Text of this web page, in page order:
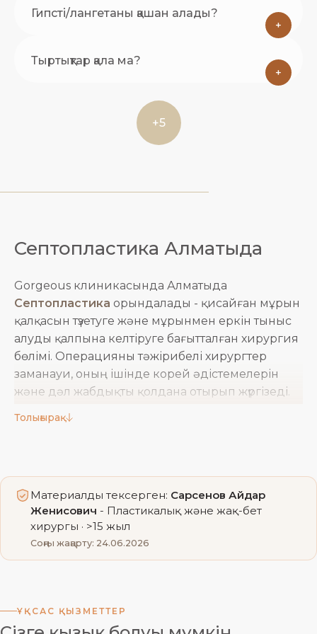
Гипсті/лангетаны қашан алады?
+
Тыртықтар қала ма?
+
+5
Септопластика Алматыда
Gorgeous клиникасында Алматыда
Септопластика орындалады - қисайған мұрын
қалқасын түзетуге және мұрынмен еркін тыныс
алуды қалпына келтіруге бағытталған хирургия
бөлімі. Операцияны тәжірибелі хирургтер
заманауи, оның ішінде корей әдістемелерін
және дәл жабдықты қолдана отырып жүргізеді.
науқастарға емделуді жайлы әрі қауіпсіз
Алматыдағы Септопластика
бағыттары
арқылы жүргізілетін қалқаны аз жарақаттайтын
түзету және қалпына келу кезеңі жұмсақ өтеді.
Толығырақ
Материалды тексерген: Сарсенов Айдар
Женисович - Пластикалық және жақ-бет
хирургы · >15 жыл
Соңғы жаңарту: 24.06.2026
ҰҚСАС ҚЫЗМЕТТЕР